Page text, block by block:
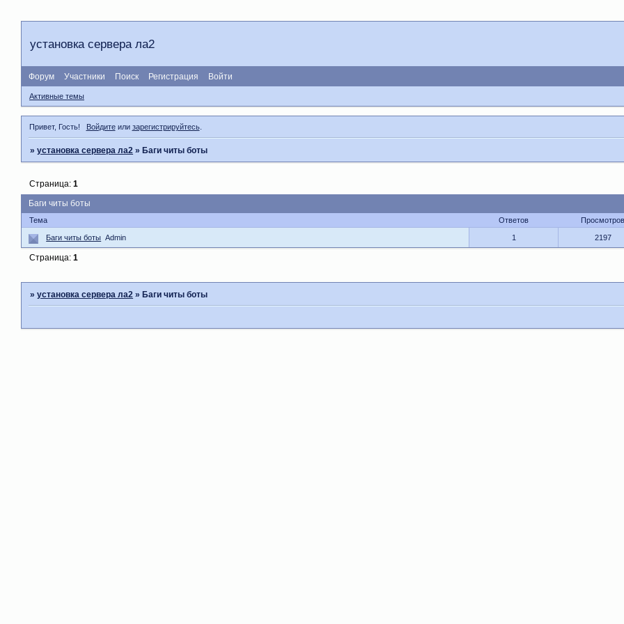
установка сервера ла2
Форум Участники Поиск Регистрация Войти
Активные темы
Привет, Гость! Войдитеили зарегистрируйтесь.
»установка сервера ла2 »Баги читы боты
Баги читы боты
Страница:1
Тема Ответов Просмотров
Баги читы боты Admin 1 2197
Страница:1
»установка сервера ла2 »Баги читы боты